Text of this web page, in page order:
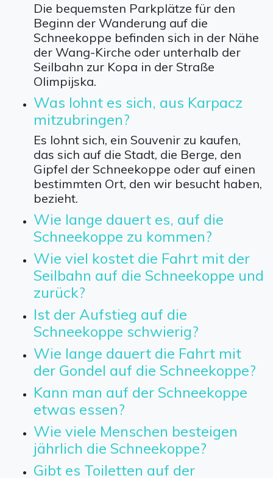
Die bequemsten Parkplätze für den
Beginn der Wanderung auf die
Schneekoppe befinden sich in der Nähe
der Wang-Kirche oder unterhalb der
Seilbahn zur Kopa in der Straße
Olimpijska.
Was lohnt es sich, aus Karpacz
mitzubringen?
Es lohnt sich, ein Souvenir zu kaufen,
das sich auf die Stadt, die Berge, den
Gipfel der Schneekoppe oder auf einen
bestimmten Ort, den wir besucht haben,
bezieht.
Wie lange dauert es, auf die
Schneekoppe zu kommen?
Wie viel kostet die Fahrt mit der
Seilbahn auf die Schneekoppe und
zurück?
Ist der Aufstieg auf die
Schneekoppe schwierig?
Wie lange dauert die Fahrt mit
der Gondel auf die Schneekoppe?
Kann man auf der Schneekoppe
etwas essen?
Wie viele Menschen besteigen
jährlich die Schneekoppe?
Gibt es Toiletten auf der